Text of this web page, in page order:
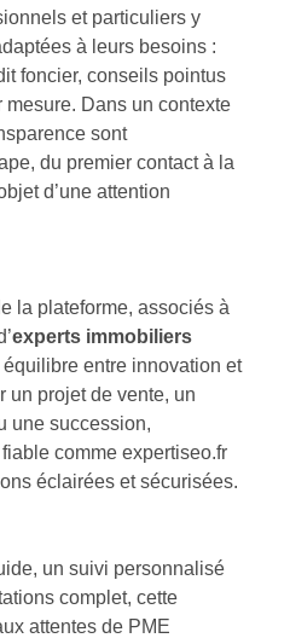
et particuliers y
à leurs besoins :
foncier, conseils pointus
Dans un contexte
sont
du premier contact à la
d’une attention
la plateforme, associés à
experts immobiliers
entre innovation et
un projet de vente, un
une succession,
fiable comme expertiseo.fr
éclairées et sécurisées.
un suivi personnalisé
complet, cette
attentes de PME